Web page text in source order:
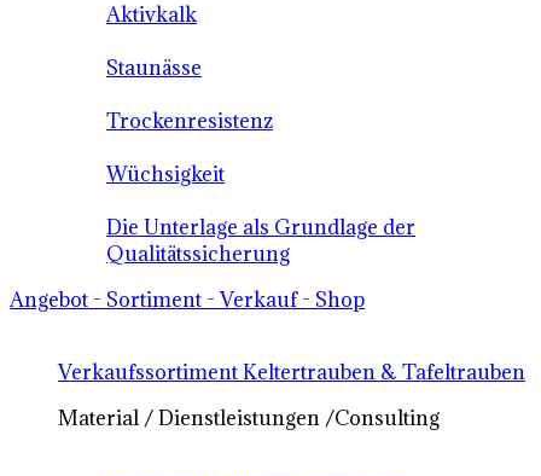
Aktivkalk
Staunässe
Trockenresistenz
Wüchsigkeit
Die Unterlage als Grundlage der
Qualitätssicherung
Angebot - Sortiment - Verkauf - Shop
Verkaufssortiment Keltertrauben & Tafeltrauben
Material / Dienstleistungen /Consulting